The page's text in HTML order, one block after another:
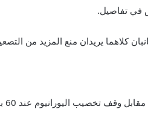
في تفاصيل.
كلاهما يريدان منع المزيد من
مقابل وقف تخصيب اليورانيوم عند 60